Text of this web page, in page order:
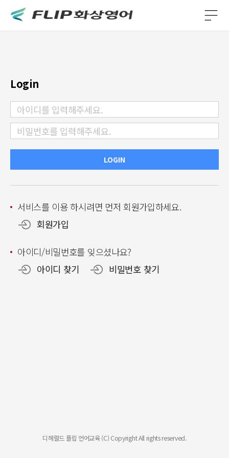
Login
LOGIN
서비스를 이용 하시려면 먼저 회원가입하세요.
회원가입
아이디/비밀번호를 잊으셨나요?
아이디 찾기
비밀번호 찾기
디헤럴드 플립 언어교육 (C) Copyright All rights reserved.